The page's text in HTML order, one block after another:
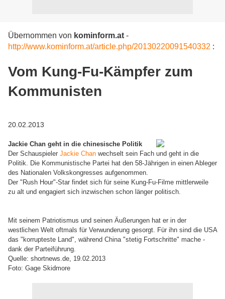
Übernommen von kominform.at -
http://www.kominform.at/article.php/20130220091540332 :
Vom Kung-Fu-Kämpfer zum
Kommunisten
20.02.2013
Jackie Chan geht in die chinesische Politik
Der Schauspieler Jackie Chan wechselt sein Fach und geht in die
Politik. Die Kommunistische Partei hat den 58-Jährigen in einen Ableger
des Nationalen Volkskongresses aufgenommen.
Der "Rush Hour"-Star findet sich für seine Kung-Fu-Filme mittlerweile
zu alt und engagiert sich inzwischen schon länger politisch.
Mit seinem Patriotismus und seinen Äußerungen hat er in der
westlichen Welt oftmals für Verwunderung gesorgt. Für ihn sind die USA
das "korrupteste Land", während China "stetig Fortschritte" mache -
dank der Parteiführung.
Quelle: shortnews.de, 19.02.2013
Foto: Gage Skidmore